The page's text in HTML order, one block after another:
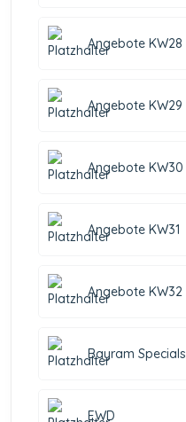
Angebote KW28
Angebote KW29
Angebote KW30
Angebote KW31
Angebote KW32
Bayram Specials
EWD